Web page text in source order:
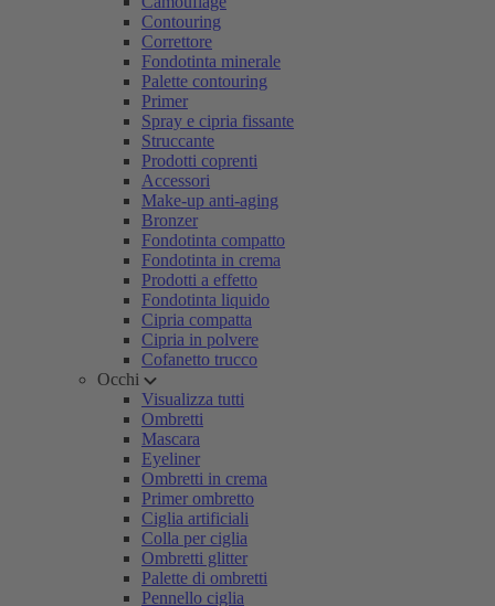
Contouring
Correttore
Fondotinta minerale
Palette contouring
Primer
Spray e cipria fissante
Struccante
Prodotti coprenti
Accessori
Make-up anti-aging
Bronzer
Fondotinta compatto
Fondotinta in crema
Prodotti a effetto
Fondotinta liquido
Cipria compatta
Cipria in polvere
Cofanetto trucco
Occhi
Visualizza tutti
Ombretti
Mascara
Eyeliner
Ombretti in crema
Primer ombretto
Ciglia artificiali
Colla per ciglia
Ombretti glitter
Palette di ombretti
Pennello ciglia